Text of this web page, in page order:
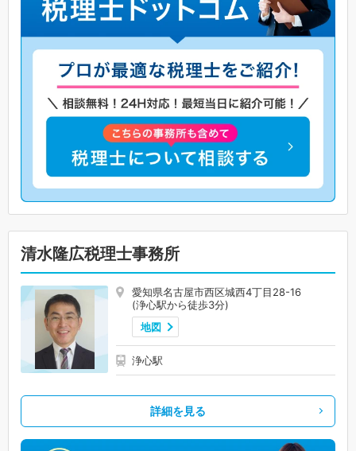
清水隆広税理士事務所
愛知県名古屋市西区城西4丁目28-16
(浄心駅から徒歩3分)
地図
浄心駅
詳細を見る